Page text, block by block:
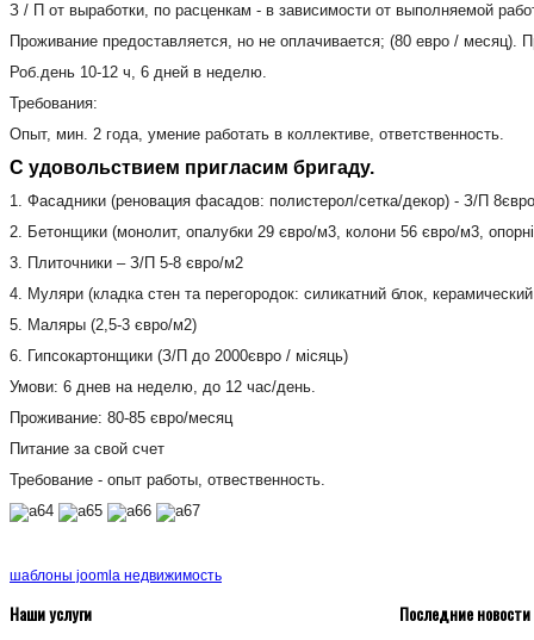
З / П от выработки, по расценкам - в зависимости от выполняемой
Проживание предоставляется, но не оплачивается; (80 евро / месяц).
Роб.день 10-12 ч, 6 дней в неделю.
Требования:
Опыт, мин. 2 года, умение работать в коллективе, ответственность.
С удовольствием пригласим бригаду.
1. Фасадники (реновация фасадов: полистерол/сетка/декор) - З/П
2. Бетонщики (монолит, опалубки 29 євро/м3, колони 56 євро/м3,
3. Плиточники – З/П 5-8 євро/м2
4. Муляри (кладка стен та перегородок: силикатний блок,
5. Маляры (2,5-3 євро/м2)
6. Гипсокартонщики (З/П до 2000євро / місяць)
Умови: 6 днев на неделю, до 12 час/день.
Проживание: 80-85 євро/месяц
Питание за свой счет
Требование - опыт работы, отвественность.
шаблоны joomla недвижимость
Наши услуги Последние новости